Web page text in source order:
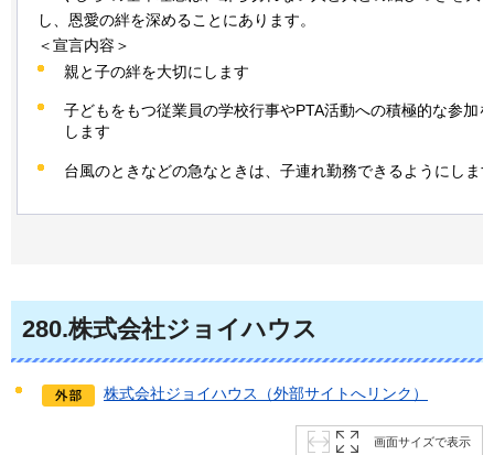
し、恩愛の絆を深めることにあります。
＜宣言内容＞
親と子の絆を大切にします
子どもをもつ従業員の学校行事やPTA活動への積極的な参加
します
台風のときなどの急なときは、子連れ勤務できるようにしま
280.株式会社ジョイハウス
株式会社ジョイハウス（外部サイトへリンク）
画面サイズで表示